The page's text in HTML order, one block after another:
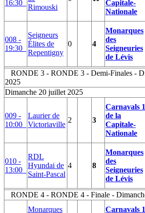
16:30
Rimouski
Capitale-
Nationale
008 -
19:30
Seigneurs
Élites de
Repentigny
0 4
Monarques
des
Seigneuries
de Lévis
RONDE 3 - RONDE 3 - Demi-Finales -
2025
Dimanche 20 juillet 2025
009 -
10:00
Laurier de
Victoriaville
2 3
Carnavals 1
de la
Capitale-
Nationale
010 -
13:00
RDL
Hyundai de
Saint-Pascal
4 8
Monarques
des
Seigneuries
de Lévis
RONDE 4 - RONDE 4 - Finale -
Monarques
Carnavals 1